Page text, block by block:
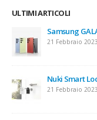
ULTIMI ARTICOLI
Samsung
21 Febbraio 2023
Nuki Smart
21 Febbraio 2023